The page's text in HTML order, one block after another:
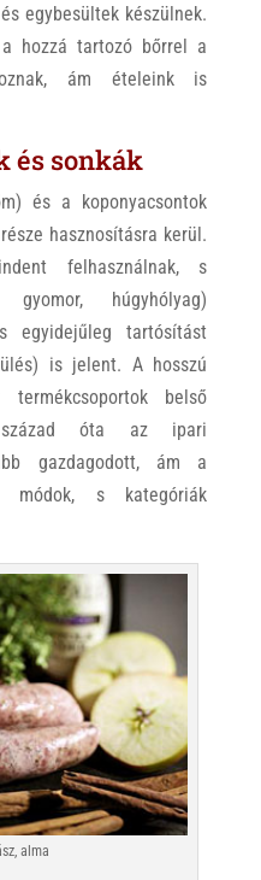
egybesültek készülnek.
hozzá tartozó bőrrel a
ám ételeink is
és sonkák
és a koponyacsontok
hasznosításra kerül.
felhasználnak, s
húgyhólyag)
egyidejűleg tartósítást
is jelent. A hosszú
belső
óta az ipari
gazdagodott, ám a
módok, s kategóriák
alma